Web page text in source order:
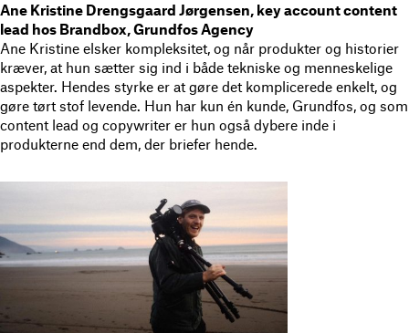
Ane Kristine Drengsgaard Jørgensen, key account content
lead hos Brandbox, Grundfos Agency
Ane Kristine elsker kompleksitet, og når produkter og historier
kræver, at hun sætter sig ind i både tekniske og menneskelige
aspekter. Hendes styrke er at gøre det komplicerede enkelt, og
gøre tørt stof levende. Hun har kun én kunde, Grundfos, og som
content lead og copywriter er hun også dybere inde i
produkterne end dem, der briefer hende.